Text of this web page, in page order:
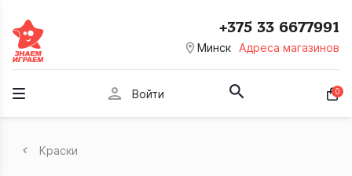
room Минск Адреса магазинов
+375 33 6677991
person Войти 0
Краски